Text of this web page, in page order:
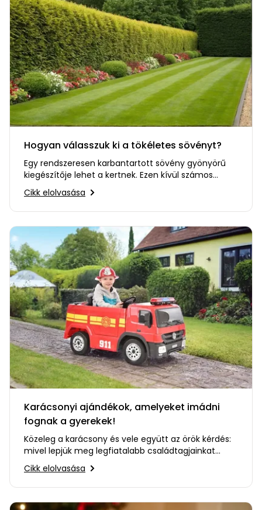
Hogyan válasszuk ki a tökéletes sövényt?
Egy rendszeresen karbantartott sövény gyönyörű
kiegészítője lehet a kertnek. Ezen kívül számos
további hasznos…
Cikk elolvasása
Karácsonyi ajándékok, amelyeket imádni
fognak a gyerekek!
Közeleg a karácsony és vele együtt az örök kérdés:
mivel lepjük meg legfiatalabb családtagjainkat
idén? Ennek a…
Cikk elolvasása